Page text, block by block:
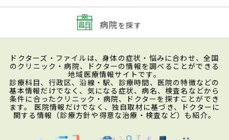
病院を探す
ドクターズ・ファイルは、身体の症状・悩みに合わせ、全国
のクリニック・病院、ドクターの情報を調べることができる
地域医療情報サイトです。
診療科目、行政区、沿線・駅、診療時間、医院の特徴などの
基本情報だけでなく、気になる症状、病名、検査名などから
条件に合ったクリニック・病院、ドクターを探すことができ
ます。 医院情報だけでなく、独自取材に基づき、ドクターに
関する情報（診療方針や得意な治療・検査など）も紹介。